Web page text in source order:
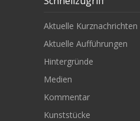
Aktuelle Kurznachrichten
Aktuelle Aufführungen
Hintergründe
Medien
Kommentar
Kunststücke